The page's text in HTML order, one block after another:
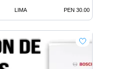
LIMA PEN 30.00